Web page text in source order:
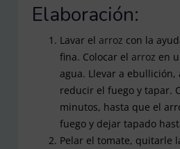
Elaboración:
Lavar el arroz con la
fina. Colocar el arroz en
agua. Llevar a
reducir el fuego y tapar.
minutos, hasta que el
fuego y dejar tapado
Pelar el tomate, quitarle